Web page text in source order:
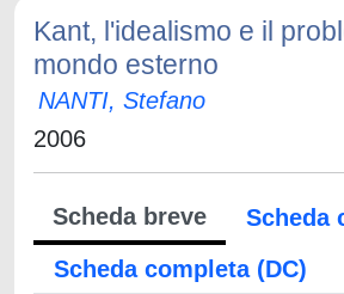
Kant, l'idealismo e il
mondo esterno
NANTI, Stefano
2006
Scheda breve
Scheda
Scheda completa (DC)